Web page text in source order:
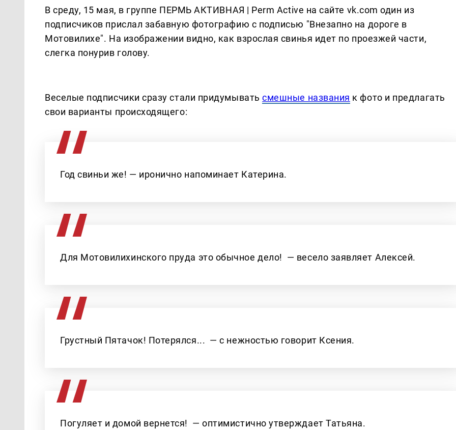
В среду, 15 мая, в группе ПЕРМЬ АКТИВНАЯ | Perm Active на сайте vk.com один из
подписчиков прислал забавную фотографию с подписью "Внезапно на дороге в
Мотовилихе". На изображении видно, как взрослая свинья идет по проезжей части,
слегка понурив голову.
Веселые подписчики сразу стали придумыватьсмешные названия к фото и предлагать
свои варианты происходящего:
Год свиньи же! — иронично напоминает Катерина.
Для Мотовилихинского пруда это обычное дело! — весело заявляет Алексей.
Грустный Пятачок! Потерялся... — с нежностью говорит Ксения.
Погуляет и домой вернется! — оптимистично утверждает Татьяна.